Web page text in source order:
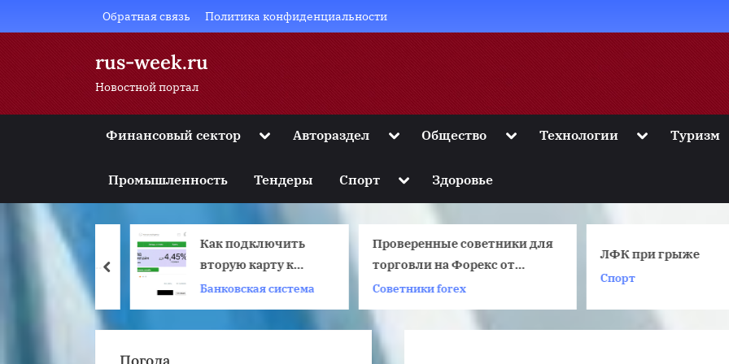
to
Обратная связь Политика конфиденциальности
rus-week.ru
Новостной портал
Финансовый сектор Toggle
menu
Toggle
menu
Toggle
sub-
menu
Toggle
sub-
Автораздел ToggleОбщество ToggleТехнологии ToggleТуризм
Промышленность Тендеры Спорт Toggle
menu
Здоровье
Как подключить
вторую карту к
мобильному банку
сбербанк?
Банковская система
Проверенные советники для
торговли на Форекс от
AMarkets.
Советники forex
ЛФК при грыже
Спорт
prev